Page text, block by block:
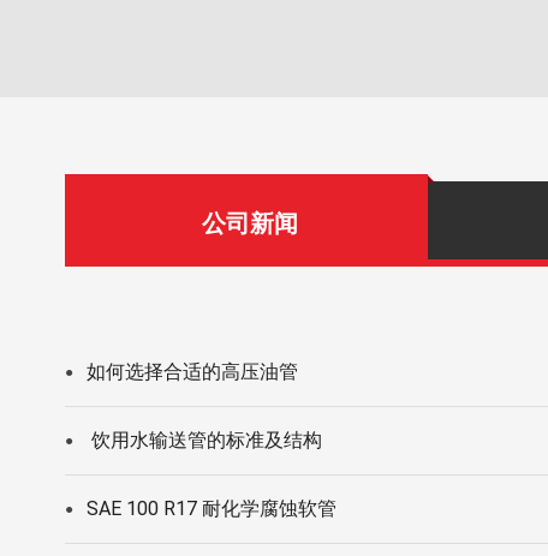
公司新闻
● 如何选择合适的高压油管
● 饮用水输送管的标准及结构
● SAE 100 R17 耐化学腐蚀软管